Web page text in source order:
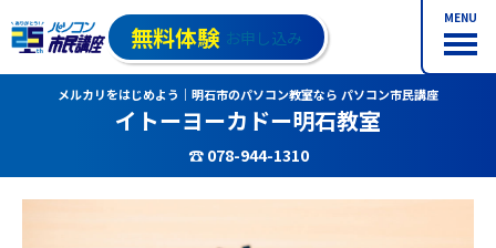
MENU
無料体験 お申し込み
メルカリをはじめよう｜明石市のパソコン教室なら パソコン市民講座
イトーヨーカドー明石教室
☎ 078-944-1310